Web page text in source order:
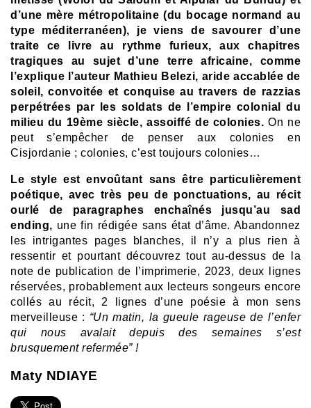
d’une mère métropolitaine (du bocage normand au
type méditerranéen), je viens de savourer d’une
traite ce livre au rythme furieux, aux chapitres
tragiques au sujet d’une terre africaine, comme
l’explique l’auteur Mathieu Belezi, aride accablée de
soleil, convoitée et conquise au travers de razzias
perpétrées par les soldats de l’empire colonial du
milieu du 19ème siècle, assoiffé de colonies. On ne
peut s’empêcher de penser aux colonies en
Cisjordanie ; colonies, c’est toujours colonies…
Le style est envoûtant sans être particulièrement
poétique, avec très peu de ponctuations, au récit
ourlé de paragraphes enchaînés jusqu’au sad
ending, une fin rédigée sans état d’âme. Abandonnez
les intrigantes pages blanches, il n’y a plus rien à
ressentir et pourtant découvrez tout au-dessus de la
note de publication de l’imprimerie, 2023, deux lignes
réservées, probablement aux lecteurs songeurs encore
collés au récit, 2 lignes d’une poésie à mon sens
merveilleuse : “Un matin, la gueule rageuse de l’enfer
qui nous avalait depuis des semaines s’est
brusquement refermée” !
Maty NDIAYE